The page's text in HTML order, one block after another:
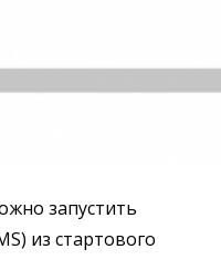
запустить
из стартового